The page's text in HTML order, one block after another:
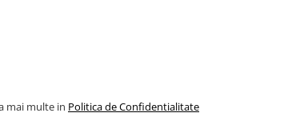
mai multe in Politica de Confidentialitate